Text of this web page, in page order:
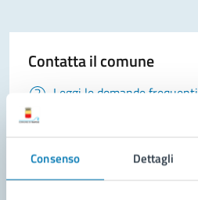
Consenso Dettagli
Contatta il comune
Leggi le domande frequenti
Prenota appuntamento